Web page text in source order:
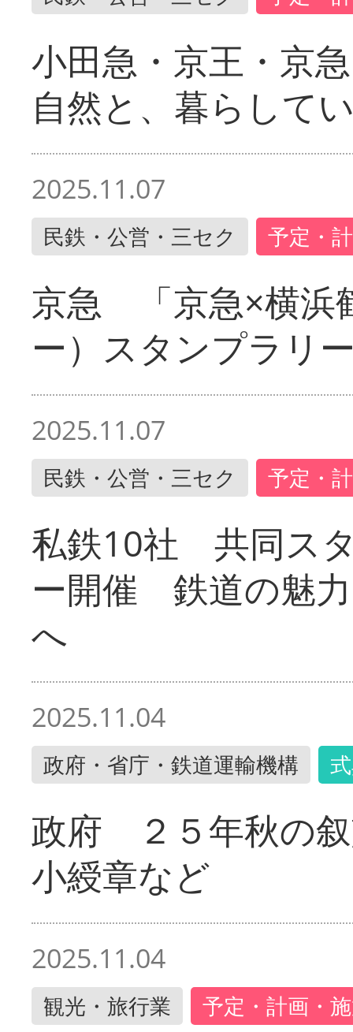
小田急・京王・京
自然と、暮らして
2025.11.07
民鉄・公営・三セク 予定・
京急 「京急×横浜
ー）スタンプラリ
2025.11.07
民鉄・公営・三セク 予定・
私鉄10社 共同ス
ー開催 鉄道の魅
へ
2025.11.04
政府・省庁・鉄道運輸機構
政府 ２５年秋の
小綬章など
2025.11.04
観光・旅行業 予定・計画・